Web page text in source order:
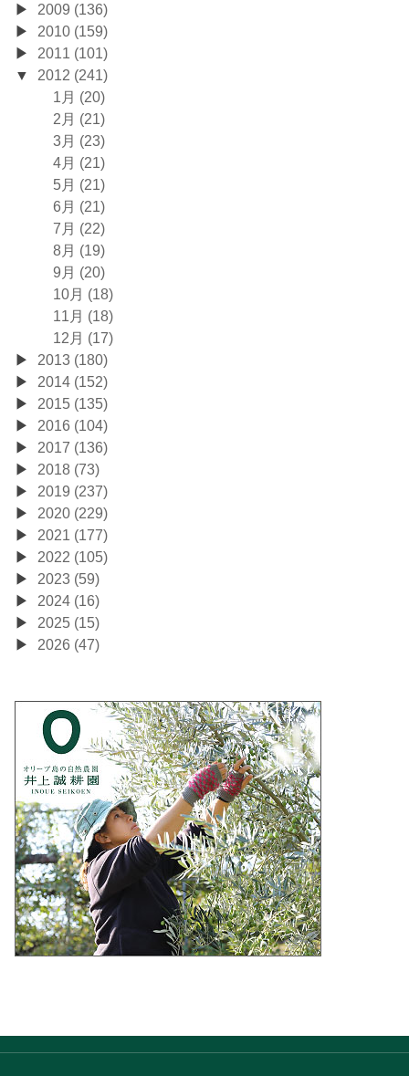
2009 (136)
2010 (159)
2011 (101)
2012 (241)
1月 (20)
2月 (21)
3月 (23)
4月 (21)
5月 (21)
6月 (21)
7月 (22)
8月 (19)
9月 (20)
10月 (18)
11月 (18)
12月 (17)
2013 (180)
2014 (152)
2015 (135)
2016 (104)
2017 (136)
2018 (73)
2019 (237)
2020 (229)
2021 (177)
2022 (105)
2023 (59)
2024 (16)
2025 (15)
2026 (47)